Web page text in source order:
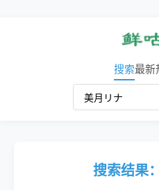
搜索最新
搜索结果：